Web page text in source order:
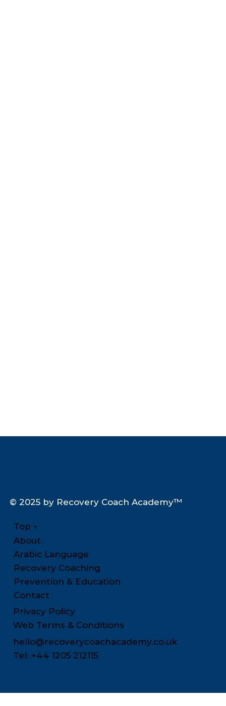
© 2025 by Recovery Coach Academy™
Top ↑
About
Arabic Language
Recovery Coaching
Prevention & Education
Contact
Privacy Policy
Web Terms & Conditions
hello@recoverycoachacademy.co.uk
Tel: +44 1205 212115